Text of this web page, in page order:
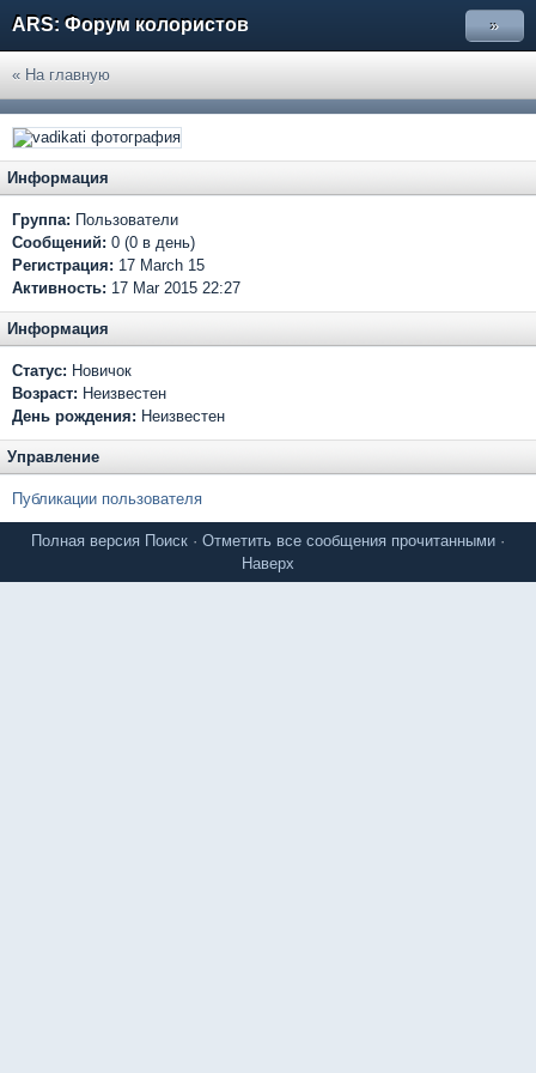
ARS: Форум колористов »
« На главную
Информация
Группа: Пользователи
Сообщений: 0 (0 в день)
Регистрация: 17 March 15
Активность: 17 Mar 2015 22:27
Информация
Статус: Новичок
Возраст: Неизвестен
День рождения: Неизвестен
Управление
Публикации пользователя
Полная версия Поиск · Отметить все сообщения прочитанными ·
Наверх